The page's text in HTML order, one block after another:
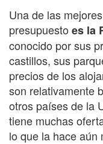
Una de las
presupuesto es la
conocido por sus
castillos, sus
precios de los
son relativamente
otros países de la
tiene muchas
lo que la hace aún